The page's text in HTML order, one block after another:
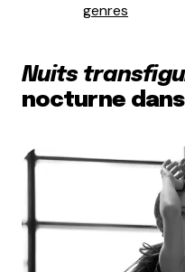
genres
Nuits
nocturne